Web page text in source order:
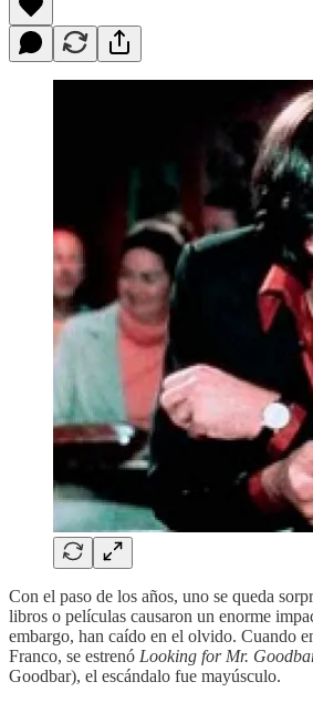
Con el paso de los años, uno se queda
libros o películas causaron un enorme
embargo, han caído en el olvido. Cuando
Franco, se estrenó Looking for Mr.
Goodbar), el escándalo fue mayúsculo.